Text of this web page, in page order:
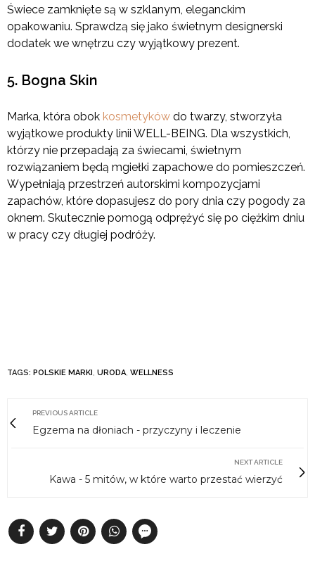
Świece zamknięte są w szklanym, eleganckim
opakowaniu. Sprawdzą się jako świetnym designerski
dodatek we wnętrzu czy wyjątkowy prezent.
5. Bogna Skin
Marka, która obok kosmetyków do twarzy, stworzyła
wyjątkowe produkty linii WELL-BEING. Dla wszystkich,
którzy nie przepadają za świecami, świetnym
rozwiązaniem będą mgiełki zapachowe do pomieszczeń.
Wypełniają przestrzeń autorskimi kompozycjami
zapachów, które dopasujesz do pory dnia czy pogody za
oknem. Skutecznie pomogą odprężyć się po ciężkim dniu
w pracy czy długiej podróży.
TAGS: POLSKIE MARKI, URODA, WELLNESS
PREVIOUS ARTICLE
Egzema na dłoniach - przyczyny i leczenie
NEXT ARTICLE
Kawa - 5 mitów, w które warto przestać wierzyć